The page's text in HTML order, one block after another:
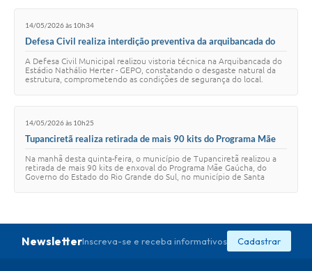
14/05/2026 às 10h34
Defesa Civil realiza interdição preventiva da arquibancada do
A Defesa Civil Municipal realizou vistoria técnica na Arquibancada do
Estádio Nathálio Herter - GEPO, constatando o desgaste natural da
estrutura, comprometendo as condições de segurança do local.
14/05/2026 às 10h25
Tupanciretã realiza retirada de mais 90 kits do Programa Mãe
Na manhã desta quinta-feira, o município de Tupanciretã realizou a
retirada de mais 90 kits de enxoval do Programa Mãe Gaúcha, do
Governo do Estado do Rio Grande do Sul, no município de Santa
NewsletterInscreva-se e receba informativos Cadastrar